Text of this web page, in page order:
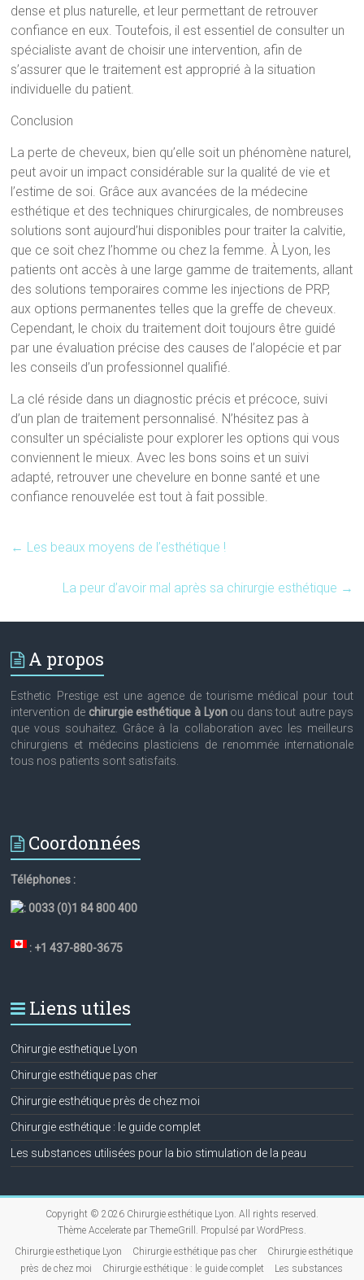
dense et plus naturelle, et leur permettant de retrouver
confiance en eux. Toutefois, il est essentiel de consulter un
spécialiste avant de choisir une intervention, afin de
s’assurer que le traitement est approprié à la situation
individuelle du patient.
Conclusion
La perte de cheveux, bien qu’elle soit un phénomène naturel,
peut avoir un impact considérable sur la qualité de vie et
l’estime de soi. Grâce aux avancées de la médecine
esthétique et des techniques chirurgicales, de nombreuses
solutions sont aujourd’hui disponibles pour traiter la calvitie,
que ce soit chez l’homme ou chez la femme. À Lyon, les
patients ont accès à une large gamme de traitements, allant
des solutions temporaires comme les injections de PRP,
aux options permanentes telles que la greffe de cheveux.
Cependant, le choix du traitement doit toujours être guidé
par une évaluation précise des causes de l’alopécie et par
les conseils d’un professionnel qualifié.
La clé réside dans un diagnostic précis et précoce, suivi
d’un plan de traitement personnalisé. N’hésitez pas à
consulter un spécialiste pour explorer les options qui vous
conviennent le mieux. Avec les bons soins et un suivi
adapté, retrouver une chevelure en bonne santé et une
confiance renouvelée est tout à fait possible.
← Les beaux moyens de l’esthétique !
La peur d’avoir mal après sa chirurgie esthétique →
A propos
Esthetic Prestige est une agence de tourisme médical pour tout
intervention de chirurgie esthétique à Lyonou dans tout autre pays
que vous souhaitez. Grâce à la collaboration avec les meilleurs
chirurgiens et médecins plasticiens de renommée internationale
tous nos patients sont satisfaits.
Coordonnées
Téléphones :
:0033 (0)1 84 800 400
: +1 437-880-3675
Liens utiles
Chirurgie esthetique Lyon
Chirurgie esthétique pas cher
Chirurgie esthétique près de chez moi
Chirurgie esthétique : le guide complet
Les substances utilisées pour la bio stimulation de la peau
Copyright © 2026 Chirurgie esthétique Lyon. All rights reserved.
Thème Acceleratepar ThemeGrill. Propulsé par WordPress.
Chirurgie esthetique Lyon
Chirurgie esthétique pas cher
Chirurgie esthétique
près de chez moi
Chirurgie esthétique : le guide complet
Les substances